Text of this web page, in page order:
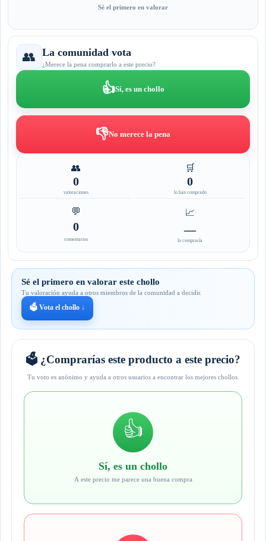
Sé el primero en valorar
👥 La comunidad vota
¿Merece la pena comprarlo a este precio?
👍Sí, es un chollo
👎No merece la pena
👥
0
valoraciones
🛒
0
lo han comprado
💬
0
comentarios
📈
—
lo compraría
Sé el primero en valorar este chollo
Tu valoración ayuda a otros miembros de la comunidad a decidir.
🗳️ Vota el chollo ↓
🗳️ ¿Comprarías este producto a este precio?
Tu voto es anónimo y ayuda a otros usuarios a encontrar los mejores chollos.
👍
Sí, es un chollo
A este precio me parece una buena compra